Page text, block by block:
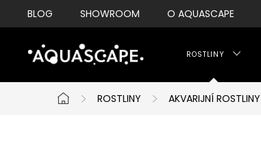
Přejít
na
BLOG SHOWROOM O AQUASCAPE
ROSTLINY
Domů
ROSTLINY AKVARIJNÍ ROSTLINY